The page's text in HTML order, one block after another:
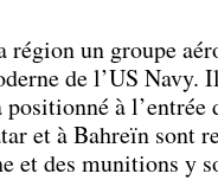
région un groupe
de l’US
à
et à Bahreïn sont
et des munitions y